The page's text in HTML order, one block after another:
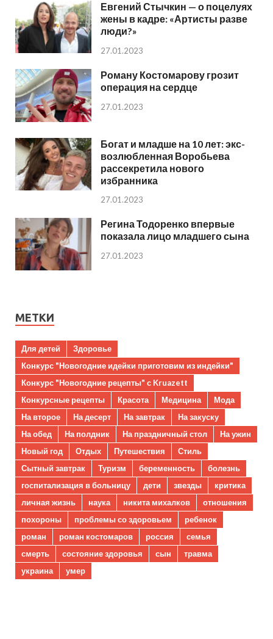
Евгений Стычкин — о поцелуях
жены в кадре: «Артисты разве
люди?»
27.01.2023
Роману Костомарову грозит
операция на сердце
27.01.2023
Богат и младше на 10 лет: экс-
возлюбленная Воробьева
рассекретила нового
избранника
27.01.2023
Регина Тодоренко впервые
показала лицо младшего сына
27.01.2023
МЕТКИ
Для детей
Здоровье
Конкурс "Новогодние идейки приготовим из индейки"
Конкурс "Новогодние рецепты" с Kruazett
Конкурсные рецепты
Красота Медицина
Мода
На второе
На десерт На завтрак
На закуску
На обед
На полдник На праздничный стол
На ужин
Новый год
Отдых Путешествия
Стиль
Сытный завтрак
Туризм беременность
болезнь
госпитализация в больницу
дети звезды
критика
личная жизнь
наука никита михалков
отношения
похороны
проблемы со здоровьем
ребенок
роман
роман костомаров россия
семья
смерть
состояние здоровья сын
травма
украина
умер